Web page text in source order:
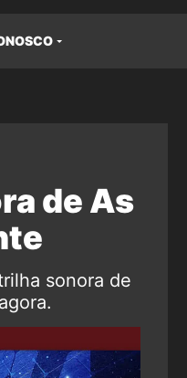
de As
sonora de